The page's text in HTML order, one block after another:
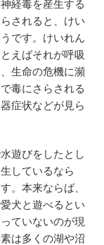
経毒を産生する
されると、けい
です。けいれん
えばそれが呼吸
生命の危機に瀕
毒にさらされる
症状などが見ら
遊びをしたとし
しているなら
。本来ならば、
犬と遊べるとい
ていないのが現
は多くの湖や沼